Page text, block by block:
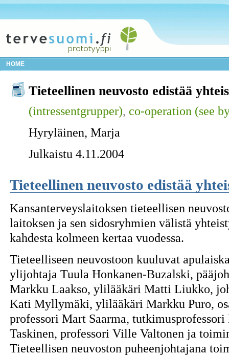
HOME
Tieteellinen neuvosto edistää
(intressentgrupper), co-operation (see
Hyryläinen, Marja
Julkaistu 4.11.2004
Tieteellinen neuvosto edistää
Kansanterveyslaitoksen tieteellisen
laitoksen ja sen sidosryhmien välistä
kahdesta kolmeen kertaa vuodessa.
Tieteelliseen neuvostoon kuuluvat
ylijohtaja Tuula Honkanen-Buzalski,
Markku Laakso, ylilääkäri Matti Liukko,
Kati Myllymäki, ylilääkäri Markku Puro,
professori Mart Saarma,
Taskinen, professori Ville Valtonen ja
Tieteellisen neuvoston puheenjohtajana